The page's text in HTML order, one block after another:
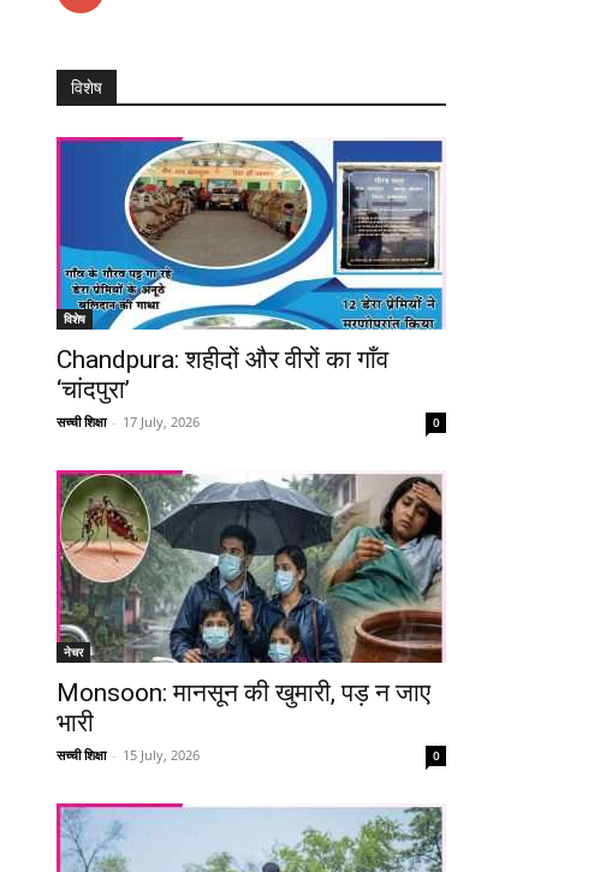
Copy URL
विशेष
विशेष
Chandpura: शहीदों और वीरों का गाँव
‘चांदपुरा’
सच्ची शिक्षा - 17 July, 2026 0
नेचर
Monsoon: मानसून की खुमारी, पड़ न जाए
भारी
सच्ची शिक्षा - 15 July, 2026 0